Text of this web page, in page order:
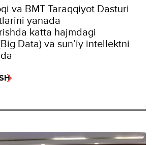
va BMT Taraqqiyot Dasturi
yanada
katta hajmdagi
Data) va sun’iy intellektni